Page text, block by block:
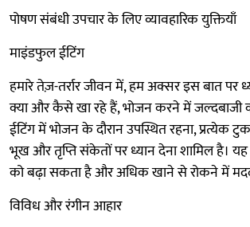
पोषण संबंधी उपचार के लिए व्यावहारिक युक्तियाँ
माइंडफुल ईटिंग
हमारे तेज़-तर्रार जीवन में, हम अक्सर इस बात पर
क्या और कैसे खा रहे हैं, भोजन करने में जल्दबाजी
ईटिंग में भोजन के दौरान उपस्थित रहना, प्रत्येक
भूख और तृप्ति संकेतों पर ध्यान देना शामिल है।
को बढ़ा सकता है और अधिक खाने से रोकने में
विविध और रंगीन आहार